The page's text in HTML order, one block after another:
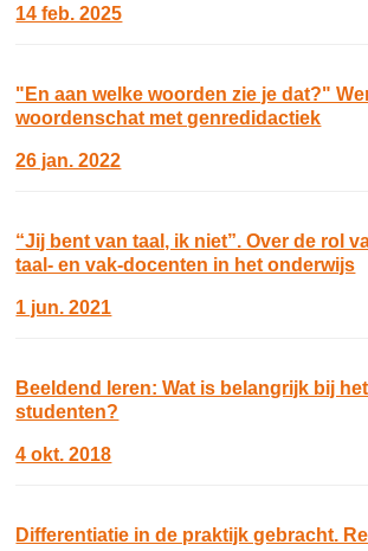
14 feb. 2025
"En aan welke woorden zie je dat?"
woordenschat met genredidactiek
26 jan. 2022
“Jij bent van taal, ik niet”. Over de rol
taal- en vak-docenten in het onderwijs
1 jun. 2021
Beeldend leren: Wat is belangrijk bij
studenten?
4 okt. 2018
Differentiatie in de praktijk gebracht.